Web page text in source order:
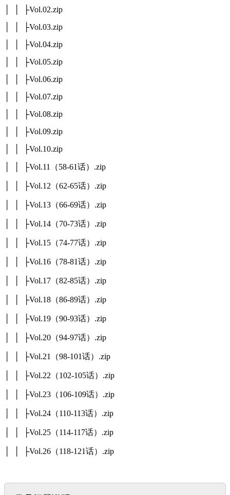
│ │ ├Vol.02.zip
│ │ ├Vol.03.zip
│ │ ├Vol.04.zip
│ │ ├Vol.05.zip
│ │ ├Vol.06.zip
│ │ ├Vol.07.zip
│ │ ├Vol.08.zip
│ │ ├Vol.09.zip
│ │ ├Vol.10.zip
│ │ ├Vol.11（58-61话）.zip
│ │ ├Vol.12（62-65话）.zip
│ │ ├Vol.13（66-69话）.zip
│ │ ├Vol.14（70-73话）.zip
│ │ ├Vol.15（74-77话）.zip
│ │ ├Vol.16（78-81话）.zip
│ │ ├Vol.17（82-85话）.zip
│ │ ├Vol.18（86-89话）.zip
│ │ ├Vol.19（90-93话）.zip
│ │ ├Vol.20（94-97话）.zip
│ │ ├Vol.21（98-101话）.zip
│ │ ├Vol.22（102-105话）.zip
│ │ ├Vol.23（106-109话）.zip
│ │ ├Vol.24（110-113话）.zip
│ │ ├Vol.25（114-117话）.zip
│ │ ├Vol.26（118-121话）.zip